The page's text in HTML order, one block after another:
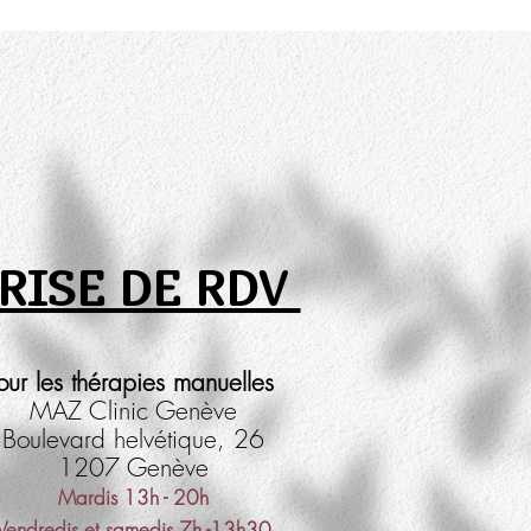
DE RDV
les thérapies manuelles
MAZ Clinic Genève
Boulevard helvétique, 26
1207 Genève
Mardis 13h - 20h